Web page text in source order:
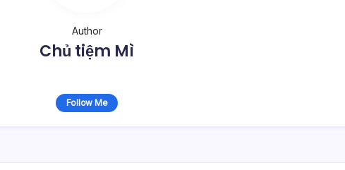
Author
Chủ tiệm Mì
Follow Me